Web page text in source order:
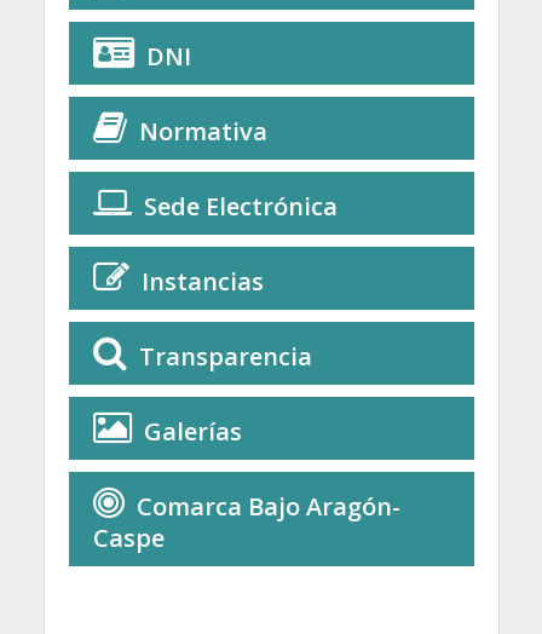
DNI
Normativa
Sede Electrónica
Instancias
Transparencia
Galerías
Comarca Bajo Aragón-
Caspe